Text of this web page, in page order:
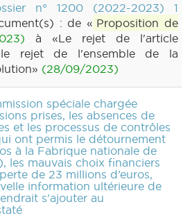
n° 1200 (2022-2023) 1
: de « Proposition de
à «Le rejet de l'article
le rejet de l'ensemble de la
(28/09/2023)
spéciale chargée
prises, les absences de
et les processus de contrôles
ont permis le détournement
à la Fabrique nationale de
les mauvais choix financiers
de 23 millions d’euros,
information ultérieure de
s'ajouter au